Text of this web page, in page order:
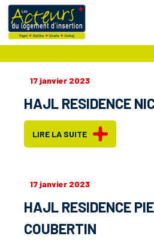
17 janvier 2023
HAJL RESIDENCE
LIRE LA SUITE
17 janvier 2023
HAJL RESIDENCE
COUBERTIN